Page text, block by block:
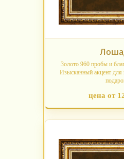
Золото 960 пробы и
Изысканный акцент для
цена от